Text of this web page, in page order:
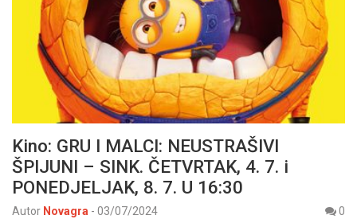
Kino: GRU I MALCI: NEUSTRAŠIVI
ŠPIJUNI – SINK. ČETVRTAK, 4. 7. i
PONEDJELJAK, 8. 7. U 16:30
Autor Novagra - 03/07/2024
0